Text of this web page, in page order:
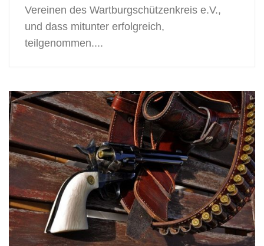
Vereinen des Wartburgschützenkreis e.V.,
und dass mitunter erfolgreich,
teilgenommen....